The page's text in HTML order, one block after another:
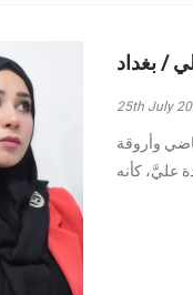
/ بغداد
25th July
وأروقة